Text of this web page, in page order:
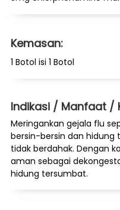
Kemasan:
1 Botol isi 1 Botol
Indikasi / Manfaat /
Meringankan gejala flu
bersin-bersin dan
tidak berdahak. Dengan
aman sebagai
hidung tersumbat.